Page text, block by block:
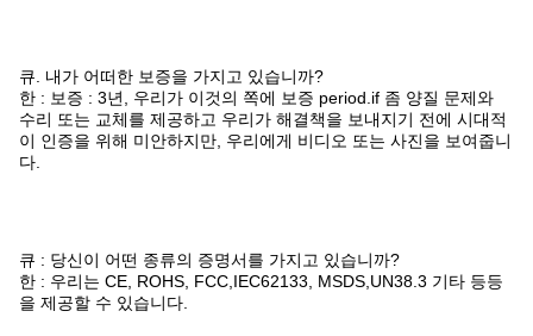
큐. 내가 어떠한 보증을 가지고 있습니까?
한 : 보증 : 3년, 우리가 이것의 쪽에 보증 period.if 좀 양질 문제와
수리 또는 교체를 제공하고 우리가 해결책을 보내지기 전에 시대적
이 인증을 위해 미안하지만, 우리에게 비디오 또는 사진을 보여줍니
다.
큐 : 당신이 어떤 종류의 증명서를 가지고 있습니까?
한 : 우리는 CE, ROHS, FCC,IEC62133, MSDS,UN38.3 기타 등등
을 제공할 수 있습니다.